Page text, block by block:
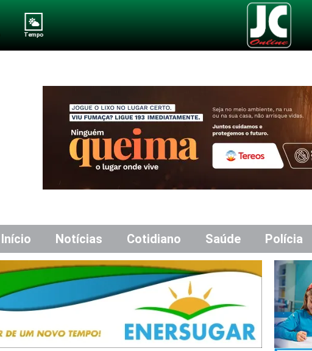
Tempo
Início Notícias Cotidiano Saúde Polícia